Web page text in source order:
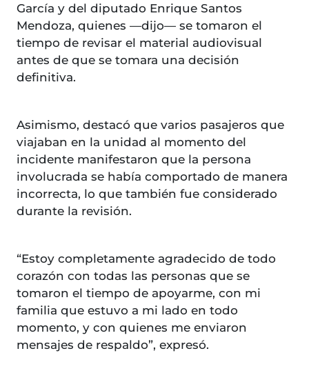
García y del diputado Enrique Santos
Mendoza, quienes —dijo— se tomaron el
tiempo de revisar el material audiovisual
antes de que se tomara una decisión
definitiva.
Asimismo, destacó que varios pasajeros que
viajaban en la unidad al momento del
incidente manifestaron que la persona
involucrada se había comportado de manera
incorrecta, lo que también fue considerado
durante la revisión.
“Estoy completamente agradecido de todo
corazón con todas las personas que se
tomaron el tiempo de apoyarme, con mi
familia que estuvo a mi lado en todo
momento, y con quienes me enviaron
mensajes de respaldo”, expresó.